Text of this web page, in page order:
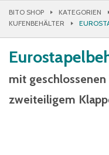
BITO SHOP KATEGORIEN
KUFENBEHÄLTER
mit
zweiteiligem